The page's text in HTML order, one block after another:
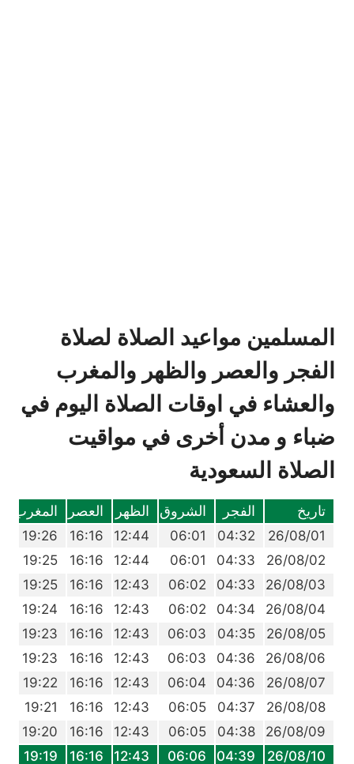
المسلمين مواعيد الصلاة لصلاة
الفجر والعصر والظهر والمغرب
والعشاء في اوقات الصلاة اليوم في
ضباء و مدن أخرى في مواقيت
الصلاة السعودية
تاريخ الفجر الشروق الظهر العصر المغرب
26/08/01
04:32
06:01
12:44
16:16
19:26
26/08/02
04:33
06:01
12:44
16:16
19:25
26/08/03
04:33
06:02
12:43
16:16
19:25
26/08/04
04:34
06:02
12:43
16:16
19:24
26/08/05
04:35
06:03
12:43
16:16
19:23
26/08/06
04:36
06:03
12:43
16:16
19:23
26/08/07
04:36
06:04
12:43
16:16
19:22
26/08/08
04:37
06:05
12:43
16:16
19:21
26/08/09
04:38
06:05
12:43
16:16
19:20
26/08/10
04:39
06:06
12:43
16:16
19:19